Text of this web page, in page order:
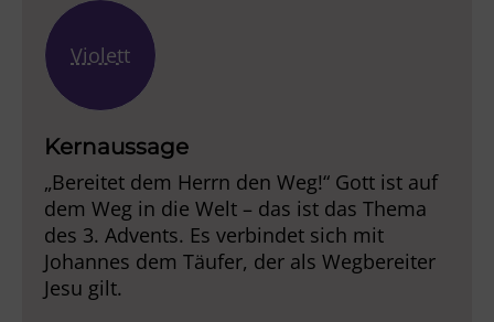
Violett
Kernaussage
„Bereitet dem Herrn den Weg!“ Gott ist auf
dem Weg in die Welt – das ist das Thema
des 3. Advents. Es verbindet sich mit
Johannes dem Täufer, der als Wegbereiter
Jesu gilt.